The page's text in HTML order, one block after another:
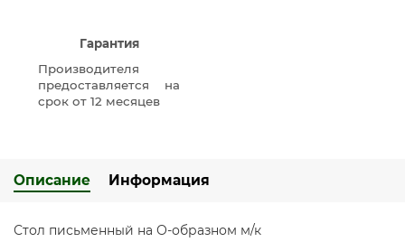
Гарантия
Производителя
предоставляется на
срок от 12 месяцев
Описание Информация
Стол письменный на О-образном м/к